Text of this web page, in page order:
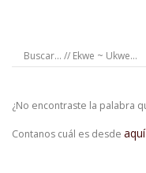
¿No encontraste la palabra
Contanos cuál es desde aquí